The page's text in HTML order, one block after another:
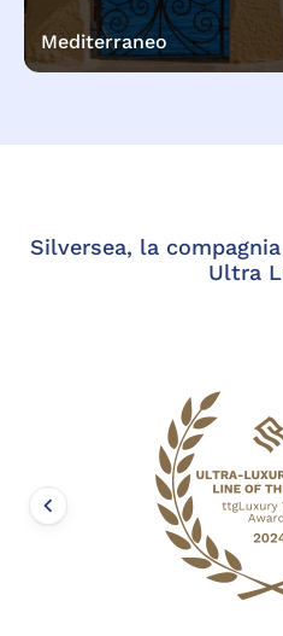
Mediterraneo
Silversea, la
Ultra